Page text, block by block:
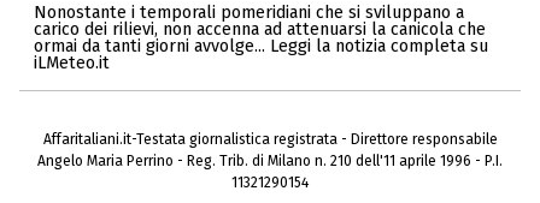
Nonostante i temporali pomeridiani che si sviluppano a
carico dei rilievi, non accenna ad attenuarsi la canicola che
ormai da tanti giorni avvolge... Leggi la notizia completa su
iLMeteo.it
Affaritaliani.it-Testata giornalistica registrata - Direttore responsabile
Angelo Maria Perrino - Reg. Trib. di Milano n. 210 dell'11 aprile 1996 - P.I.
11321290154